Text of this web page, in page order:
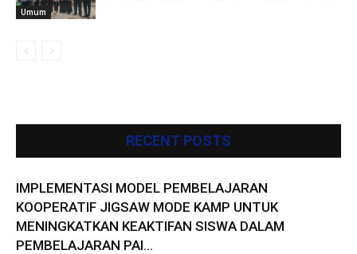
Umum
RECENT POSTS
IMPLEMENTASI MODEL PEMBELAJARAN
KOOPERATIF JIGSAW MODE KAMP UNTUK
MENINGKATKAN KEAKTIFAN SISWA DALAM
PEMBELAJARAN PAI...